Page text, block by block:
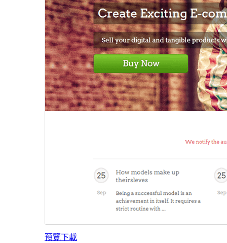
預覽下載